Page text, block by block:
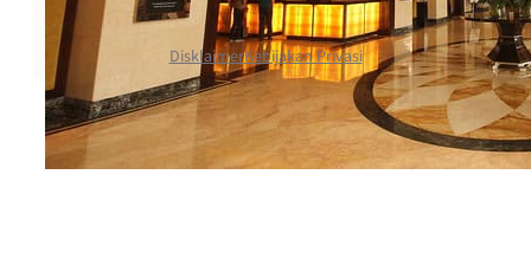
Copyright © 2025
DisklaimerKebijakan Privasi